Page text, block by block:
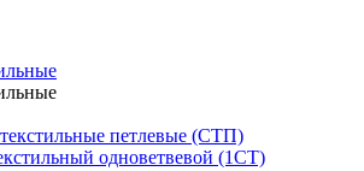
петлевые (СТП)
одноветвевой (1СТ)